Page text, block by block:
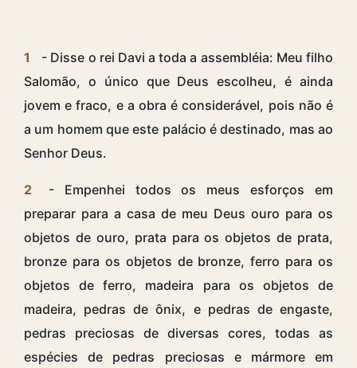
1
- Disse o rei Davi a toda a assembléia: Meu filho
Salomão, o único que Deus escolheu, é ainda
jovem e fraco, e a obra é considerável, pois não é
a um homem que este palácio é destinado, mas ao
Senhor Deus.
2
- Empenhei todos os meus esforços em
preparar para a casa de meu Deus ouro para os
objetos de ouro, prata para os objetos de prata,
bronze para os objetos de bronze, ferro para os
objetos de ferro, madeira para os objetos de
madeira, pedras de ônix, e pedras de engaste,
pedras preciosas de diversas cores, todas as
espécies de pedras preciosas e mármore em